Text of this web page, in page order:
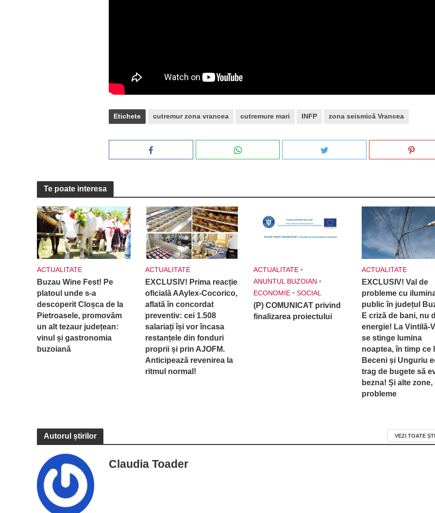
Etichete cutremur zona vrancea cutremure mari INFP zona seismică Vrancea
Te poate interesa
ACTUALITATE
Buzau Wine Fest! Pe
platoul unde s-a
descoperit Cloșca de la
Pietroasele, promovăm
un alt tezaur județean:
vinul și gastronomia
buzoiană
ACTUALITATE
EXCLUSIV! Prima reacție
oficială AAylex-Cocorico,
aflată în concordat
preventiv: cei 1.508
salariați își vor încasa
restanțele din fonduri
proprii și prin AJOFM.
Anticipează revenirea la
ritmul normal!
ACTUALITATE •
ANUNTUL BUZOIAN •
ECONOMIE • SOCIAL
(P) COMUNICAT privind
finalizarea proiectului
ACTUALITATE
EXCLUSIV! Val de
probleme cu
public în județul
E criză de bani, nu
energie! La Vintilă-
se stinge lumina
noaptea, în timp ce
Beceni și Unguriu
trag de bugete să
bezna! Și alte zone,
probleme
Autorul știrilor VEZI TOATE
Claudia Toader